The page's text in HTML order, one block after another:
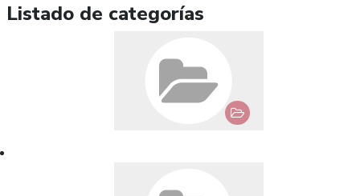
Listado de categorías